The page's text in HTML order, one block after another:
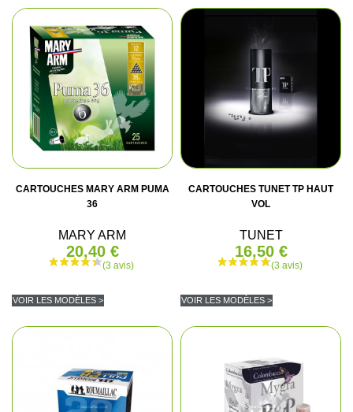
CARTOUCHES MARY ARM PUMA
36
MARY ARM
20,40 €
VOIR LES MODÈLES >
CARTOUCHES TUNET TP HAUT
VOL
TUNET
16,50 €
VOIR LES MODÈLES >